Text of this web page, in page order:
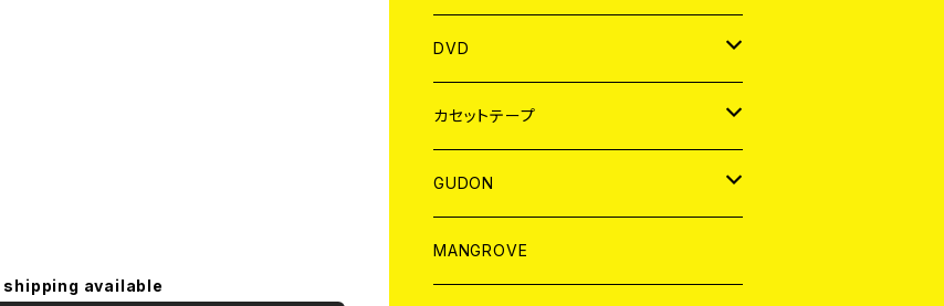
available
ANALOG
アパレル
BADGE
DVD
JAPAN
WORLD
カセットテープ
JAPAN
WORLD
GUDON
アパレル
MANGROVE